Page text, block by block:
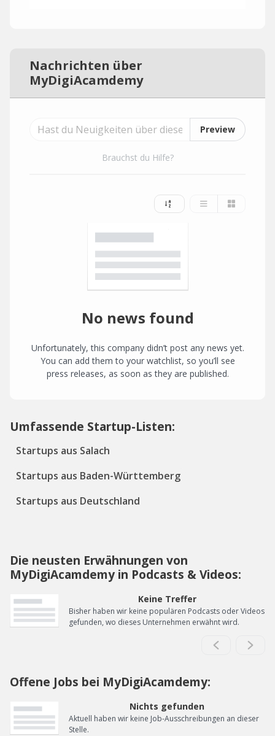
Nachrichten über
MyDigiAcamdemy
Preview
Brauchst du Hilfe?
No news found
Unfortunately, this company didn’t post any news yet.
You can add them to your watchlist, so you’ll see
press releases, as soon as they are published.
Umfassende Startup-Listen:
Startups aus Salach
Startups aus Baden-Württemberg
Startups aus Deutschland
Die neusten Erwähnungen von
MyDigiAcamdemy in Podcasts & Videos:
Keine Treffer
Bisher haben wir keine populären Podcasts oder Videos
gefunden, wo dieses Unternehmen erwähnt wird.
Offene Jobs bei MyDigiAcamdemy:
Nichts gefunden
Aktuell haben wir keine Job-Ausschreibungen an dieser
Stelle.